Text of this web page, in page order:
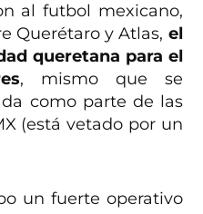
al futbol mexicano,
Querétaro y Atlas, el
queretana para el
, mismo que se
como parte de las
(está vetado por un
un fuerte operativo